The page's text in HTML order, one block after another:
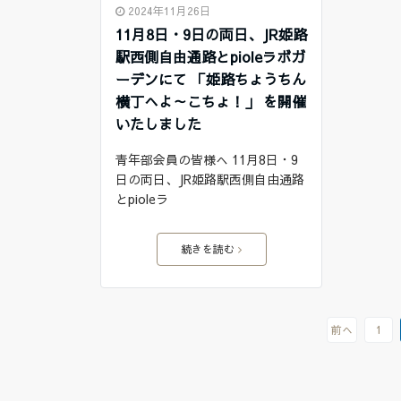
2024年11月26日
11月8日・9日の両日、JR姫路
駅西側自由通路とpioleラボガ
ーデンにて 「姫路ちょうちん
横丁へよ～こちょ！」 を開催
いたしました
青年部会員の皆様へ 11月8日・9
日の両日、JR姫路駅西側自由通路
とpioleラ
続きを読む
前へ 1